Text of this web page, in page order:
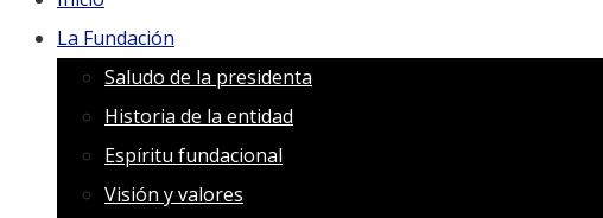
La Fundación
Saludo de la presidenta
Historia de la entidad
Espíritu fundacional
Visión y valores